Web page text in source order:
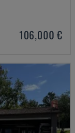
106,000 €